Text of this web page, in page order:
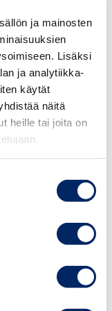
ja mainosten
Lisäksi
ja analytiikka-
käytät
näitä
heille tai joita on
tavoittaminen on
20 henkeä
työllistäviä on
pientä
ja siksi yritysten
ja sitä kautta